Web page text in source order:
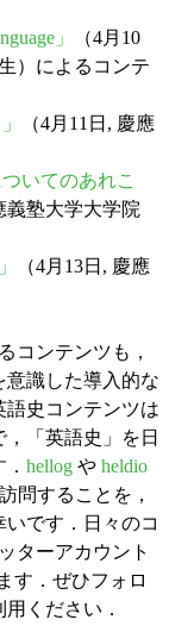
」
（4月10
）によるコンテ
（4月11日, 慶應
いてのあれこ
義塾大学大学院
（4月13日, 慶應
コンテンツも，
意識した導入的な
史コンテンツは
「英語史」を日
hellog や heldio
問することを，
です．日々のコ
ターアカウント
す．ぜひフォロ
ください．